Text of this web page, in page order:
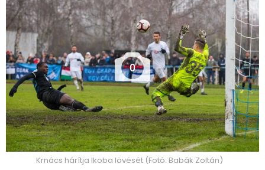
0
Krnács hárítja Ikoba lövését (Fotó: Babák Zoltán)